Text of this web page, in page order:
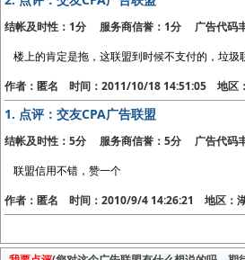
结帐及时性：1分 服务商信誉：1分 广告代码
楼上的肯定是拖，这联盟到时候不支付的，垃圾
作者：匿名 时间：2011/10/18 14:51:05 地区
1. 点评：交友CPA广告联盟
结帐及时性：5分 服务商信誉：5分 广告代码
联盟信用不错，赞一个
作者：匿名 时间：2010/9/4 14:26:21 地区：